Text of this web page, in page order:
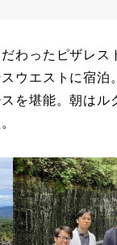
ったピザレ
ウエストに宿
堪能。朝は